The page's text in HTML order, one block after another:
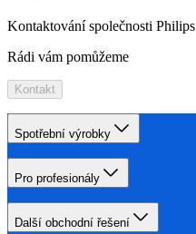
Kontaktování společnosti Philips
Rádi vám pomůžeme
Kontakt
Spotřební výrobky
Pro profesionály
Další obchodní řešení